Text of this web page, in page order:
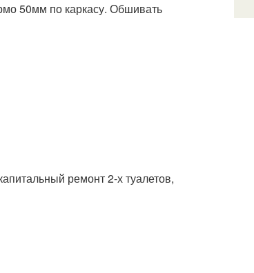
50мм по каркасу. Обшивать
ремонт 2-х туалетов,